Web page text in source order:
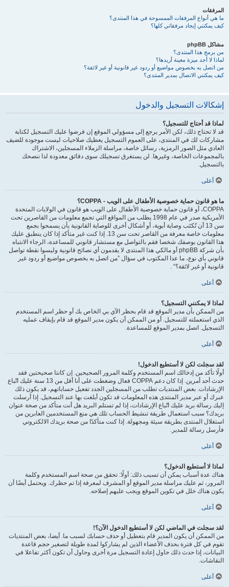
المرفقات
ما هي أنواع المرفقات الممسوحة في هذا المنتدى؟
كيف يمكنني إيجاد مرفقاتي كلها؟
مشاكل phpBB
من برمج هذا المنتدى؟
لماذا لا أجد ميزة معينة أريدها؟
من اتصل به بخصوص مواضيع أو ردود غير قانونية أو غير لائقة؟
كيف يمكنني الاتصال بمدير المنتدى؟
إشكالات التسجيل والدخول
لماذا قد أحتاج للتسجيل؟
قد لا تحتاج ذلك، لكن الأمر يرجع إلى مسؤولي الموقع إن فرضوا عليك التسجيل لكتابة
مشاركات لك في المنتدى، على العموم التسجيل يعطيك صلاحيات ليست موجودة للضيف
العادي مثل الصور الرمزية، رسائل خاصة، مراسلة الزملاء المسجلين، الاشتراك
بالمجموعات الخاصة، وغيرها. لن يستغرق تسجيلك سوى دقائق معدودة لذا ننصحك
بالتسجيل.
أعلى
ما هو قانون حماية خصوصية الأطفال على الويب - COPPA؟
COPPA، أو قانون حماية خصوصية الأطفال على الويب هو قانون في الولايات المتحدة
الأمريكية صدر في عام 1998 يطلب من المواقع التي تجمع معلومات من القاصرين تحت
سن 13 أن تُكتَب وصاية أبوية، أو أشكال أخرى للوصاية القانونية بأن يسمحوا بجمع
معلومات خاصة معرفة من القاصر تحت سن 13. إذا كنت غير متأكد إذا كان ينطبق عليك
هذا القانون بوصفك شخصا فقم بالتواصل مع مستشار قانوني للمساعدة، الرجاء الانتباه
بأن شركة phpBB أو مالكي هذا المنتدى لا يقدمون أي نصائح قانونية وليسوا نقطة تواصل
قانوني بأي نوع، ما عدا المكتوب في سؤال ”من اتصل به بخصوص مواضيع أو ردود غير
قانونية أو غير لائقة؟“ .
أعلى
لماذا لا يمكنني التسجيل؟
من الممكن بأن مدير الموقع قد قام بحظر الآي بي الخاص بك أو حظر اسم المستخدم
الذي استعملته للتسجيل. أو من الممكن أن يكون مدير الموقع قد قام بإيقاف عمليه
التسجيل. اتصل بمدير الموقع للمساعدة.
أعلى
لقد سجلت لكن لا أستطيع الدخول!
أولًا تأكد من إدخالك اسم المستخدم وكلمة المرور الصحيحين. إن كانتا صحيحتين فقد
حدث أحد أمرين. إذا كان دعم COPPA فعال وضغطت على أنا أقل من 13 سنة عليك اتّباع
الإرشادات. بعض المنتديات تطلب من المسجلين الجدد تفعيل حساباتهم، قد يكون ذلك
عبرك أو عبر مدير المنتدى هذه المعلومات قد تكون أبلغت بها عند التسجيل. إذا أرسلت
إليك رسالة بريد عليك اتّباع الإرشادات، إذا لم تستلم البريد هل أنت متأكد من صحة عنوان
بريدك؟ سبب استعمال طريقة تنشيط الحساب تلك هي منع المستخدمين العابرين من
استغلال المنتدى بطريقة سيئة ومجهولة. إذا كنت متأكدًا من صحة بريدك الالكتروني
فأرسل رسالة للمدير.
أعلى
لماذا لا أستطيع الدخول؟
هناك عدة أسباب يمكن أن تسبب ذلك: أولًا: تحقق من صحة اسم المستخدم وكلمة
المرور، ثم عليك مراسلة مدير الموقع أو المشرف لمعرفة إذا تم حظرك. ويحتمل أيضًا أن
يكون هناك خلل في تكوين الموقع ويجب عليهم إصلاحه.
أعلى
لقد سجلت في الماضي لكن لا أستطيع الدخول الآن؟!
من الممكن أن يكون المدير قام بتعطيل أو حذف حسابك لسبب ما. أيضا، بعض المنتديات
تقوم في كل فترة بحذف الأعضاء الذين لم يشاركوا لمدة طويلة لتصغير حجم قاعدة
البيانات، إذا حدث ذلك حاول إعادة التسجيل مرة أخرى وحاول أن تكون أكثر تفاعلا في
النقاشات.
أعلى